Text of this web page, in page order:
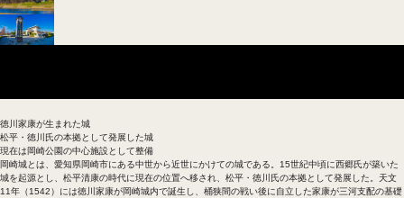
徳川家康が生まれた城
松平・徳川氏の本拠として発展した城
現在は岡崎公園の中心施設として整備
岡崎城とは、愛知県岡崎市にある中世から近世にかけての城である。15世紀中頃に西郷氏が築いた
城を起源とし、松平清康の時代に現在の位置へ移され、松平・徳川氏の本拠として発展した。天文
11年（1542）には徳川家康が岡崎城内で誕生し、桶狭間の戦い後に自立した家康が三河支配の基礎